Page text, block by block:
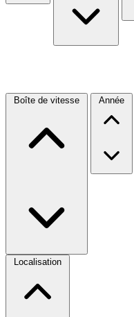
Boîte de vitesse Année
Localisation